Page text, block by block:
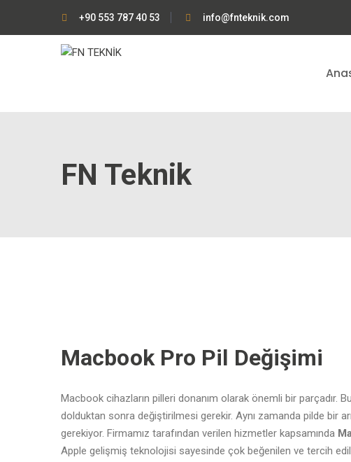
+90 553 787 40 53 info@fnteknik.com
FN Teknik
Macbook Pro Pil Değişimi
Macbook cihazların pilleri donanım olarak önemli bir parçadır.
dolduktan sonra değiştirilmesi gerekir. Aynı zamanda pilde bir
gerekiyor. Firmamız tarafından verilen hizmetler kapsamında
Apple gelişmiş teknolojisi sayesinde çok beğenilen ve tercih